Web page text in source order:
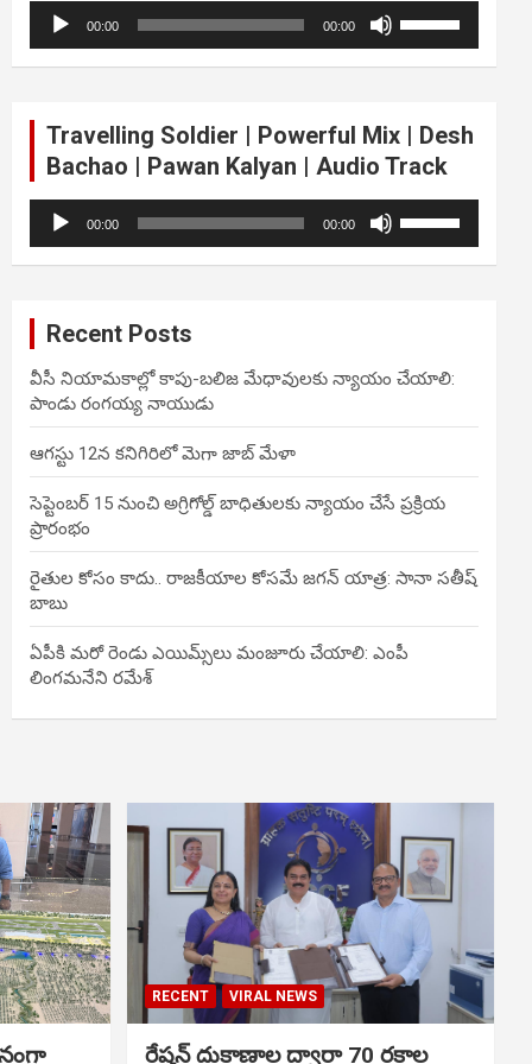
Audio
Player
00:00 00:00
Arrow
increase
or
Travelling Soldier | Powerful Mix | Desh
Bachao | Pawan Kalyan | Audio Track
Audio
Player
00:00 00:00
Arrow
decrease
Recent Posts
వీసీ నియామకాల్లో కాపు-బలిజ మేధావులకు న్యాయం చేయాలి:
పాండు రంగయ్య నాయుడు
ఆగస్టు 12న కనిగిరిలో మెగా జాబ్ మేళా
సెప్టెంబర్ 15 నుంచి అగ్రిగోల్డ్ బాధితులకు న్యాయం చేసే ప్రక్రియ
ప్రారంభం
రైతుల కోసం కాదు.. రాజకీయాల కోసమే జగన్ యాత్ర: సానా సతీష్
బాబు
ఏపీకి మరో రెండు ఎయిమ్స్‌లు మంజూరు చేయాలి: ఎంపీ
లింగమనేని రమేశ్
RECENT VIRAL NEWS
రేషన్ దుకాణాల ద్వారా 70 రకాల